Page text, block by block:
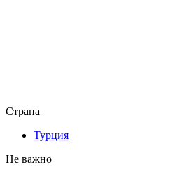
Страна
Турция
Не важно